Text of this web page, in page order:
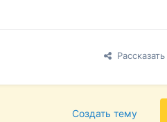
Рассказать
Создать тему